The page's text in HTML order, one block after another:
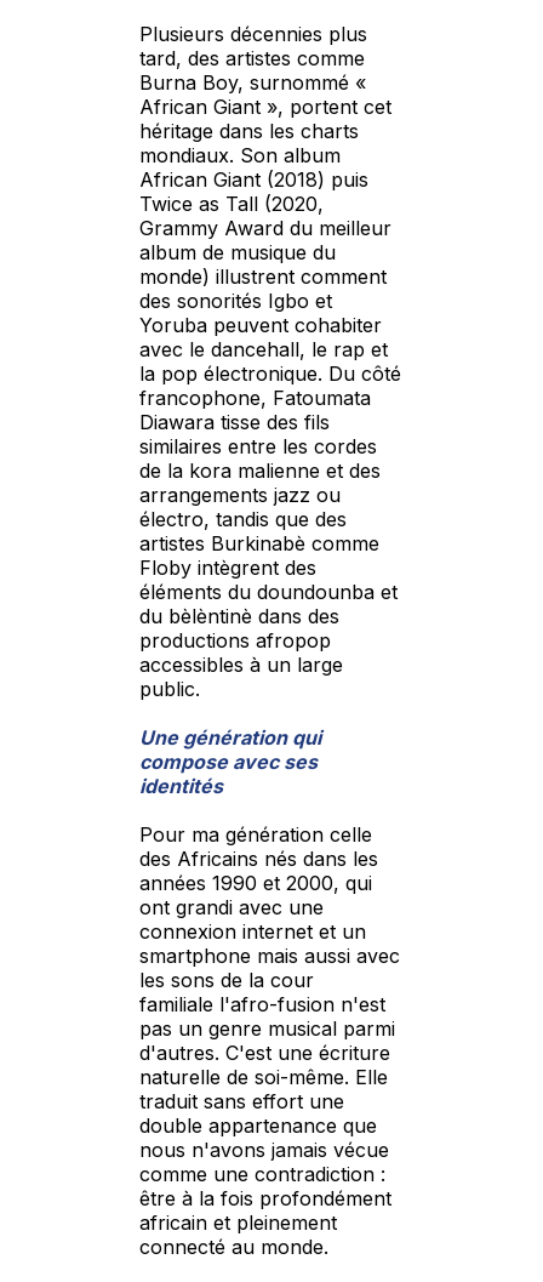
Plusieurs décennies plus
tard, des artistes comme
Burna Boy, surnommé «
African Giant », portent cet
héritage dans les charts
mondiaux. Son album
African Giant (2018) puis
Twice as Tall (2020,
Grammy Award du meilleur
album de musique du
monde) illustrent comment
des sonorités Igbo et
Yoruba peuvent cohabiter
avec le dancehall, le rap et
la pop électronique. Du côté
francophone, Fatoumata
Diawara tisse des fils
similaires entre les cordes
de la kora malienne et des
arrangements jazz ou
électro, tandis que des
artistes Burkinabè comme
Floby intègrent des
éléments du doundounba et
du bèlèntinè dans des
productions afropop
accessibles à un large
public.
Une génération qui
compose avec ses
identités
Pour ma génération celle
des Africains nés dans les
années 1990 et 2000, qui
ont grandi avec une
connexion internet et un
smartphone mais aussi avec
les sons de la cour
familiale l'afro-fusion n'est
pas un genre musical parmi
d'autres. C'est une écriture
naturelle de soi-même. Elle
traduit sans effort une
double appartenance que
nous n'avons jamais vécue
comme une contradiction :
être à la fois profondément
africain et pleinement
connecté au monde.